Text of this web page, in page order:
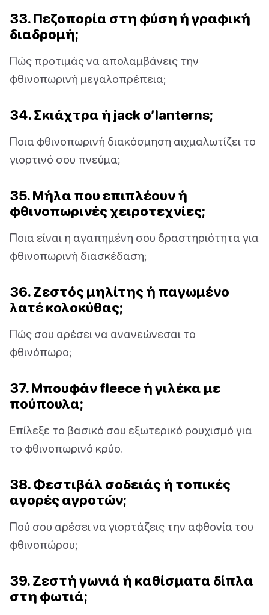
33. Πεζοπορία στη φύση ή γραφική
διαδρομή;
Πώς προτιμάς να απολαμβάνεις την
φθινοπωρινή μεγαλοπρέπεια;
34. Σκιάχτρα ή jack o’lanterns;
Ποια φθινοπωρινή διακόσμηση αιχμαλωτίζει το
γιορτινό σου πνεύμα;
35. Μήλα που επιπλέουν ή
φθινοπωρινές χειροτεχνίες;
Ποια είναι η αγαπημένη σου δραστηριότητα για
φθινοπωρινή διασκέδαση;
36. Ζεστός μηλίτης ή παγωμένο
λατέ κολοκύθας;
Πώς σου αρέσει να ανανεώνεσαι το
φθινόπωρο;
37. Μπουφάν fleece ή γιλέκα με
πούπουλα;
Επίλεξε το βασικό σου εξωτερικό ρουχισμό για
το φθινοπωρινό κρύο.
38. Φεστιβάλ σοδειάς ή τοπικές
αγορές αγροτών;
Πού σου αρέσει να γιορτάζεις την αφθονία του
φθινοπώρου;
39. Ζεστή γωνιά ή καθίσματα δίπλα
στη φωτιά;